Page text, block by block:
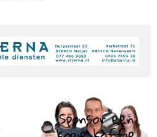
Sponsor een